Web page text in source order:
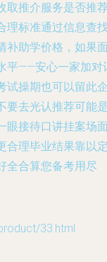
推介服务是否
标准通过信息
助学价格，如
——安心一家加
操期也可以留
去光认推荐可
接待口讲挂案
理毕业结果靠
全合算您备考用尽
33.html